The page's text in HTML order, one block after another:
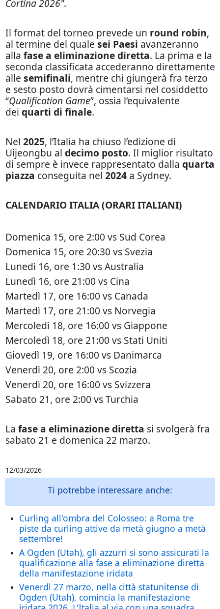
Cortina 2026".
Il format del torneo prevede un round robin,
al termine del quale sei Paesi avanzeranno
alla fase a eliminazione diretta. La prima e la
seconda classificata accederanno direttamente
alle semifinali, mentre chi giungerà fra terzo
e sesto posto dovrà cimentarsi nel cosiddetto
“Qualification Game”, ossia l’equivalente
dei quarti di finale.
Nel 2025, l’Italia ha chiuso l’edizione di
Uijeongbu al decimo posto. Il miglior risultato
di sempre è invece rappresentato dalla quarta
piazza conseguita nel 2024a Sydney.
CALENDARIO ITALIA (ORARI ITALIANI)
Domenica 15, ore 2:00 vs Sud Corea
Domenica 15, ore 20:30 vs Svezia
Lunedì 16, ore 1:30 vs Australia
Lunedì 16, ore 21:00 vs Cina
Martedì 17, ore 16:00 vs Canada
Martedì 17, ore 21:00 vs Norvegia
Mercoledì 18, ore 16:00 vs Giappone
Mercoledì 18, ore 21:00 vs Stati Uniti
Giovedì 19, ore 16:00 vs Danimarca
Venerdì 20, ore 2:00 vs Scozia
Venerdì 20, ore 16:00 vs Svizzera
Sabato 21, ore 2:00 vs Turchia
La fase a eliminazione diretta si svolgerà fra
sabato 21 e domenica 22 marzo.
12/03/2026
Ti potrebbe interessare anche:
Curling all'ombra del Colosseo: a Roma tre
piste da curling attive da metà giugno a metà
settembre!
A Ogden (Utah), gli azzurri si sono assicurati la
qualificazione alla fase a eliminazione diretta
della manifestazione iridata
Venerdì 27 marzo, nella città statunitense di
Ogden (Utah), comincia la manifestazione